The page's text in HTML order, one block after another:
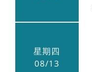
星期四
08/13